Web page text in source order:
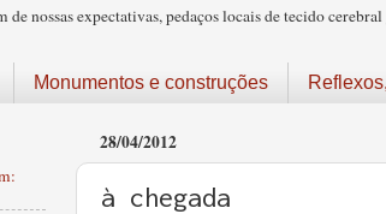
de nossas expectativas, pedaços locais de tecido
Monumentos e construções
28/04/2012
à chegada